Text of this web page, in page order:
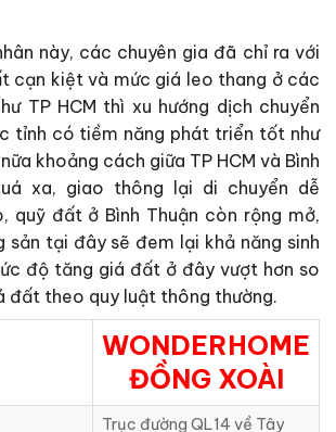
này, các chuyên gia đã chỉ ra với
cạn kiệt và mức giá leo thang ở các
TP HCM thì xu hướng dịch chuyển
tỉnh có tiềm năng phát triển tốt như
khoảng cách giữa TP HCM và Bình
xa, giao thông lại di chuyển dễ
quỹ đất ở Bình Thuận còn rộng mở,
sản tại đây sẽ đem lại khả năng sinh
độ tăng giá đất ở đây vượt hơn so
đất theo quy luật thông thường.
WONDERHOME
ĐỒNG XOÀI
Trục đường QL14 về Tây